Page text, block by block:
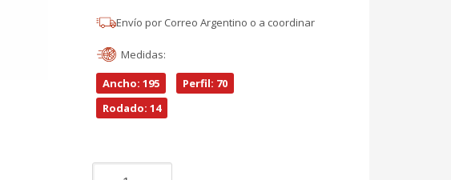
Envío por Correo Argentino o a coordinar
Medidas:
Ancho: 195
Perfil: 70
Rodado: 14